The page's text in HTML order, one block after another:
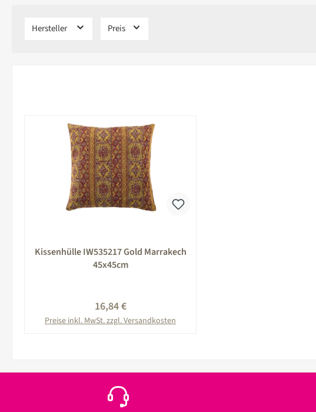
Hersteller Preis
Kissenhülle IW535217 Gold Marrakech
45x45cm
Regulärer Preis:
16,84 €
Preise inkl. MwSt. zzgl. Versandkosten